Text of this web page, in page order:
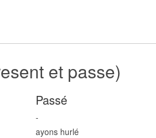
et passe)
Passé
-
ayons hurlé